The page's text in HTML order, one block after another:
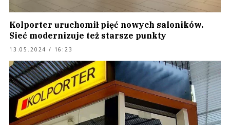
Kolporter uruchomił pięć nowych saloników.
Sieć modernizuje też starsze punkty
13.05.2024 / 16:23